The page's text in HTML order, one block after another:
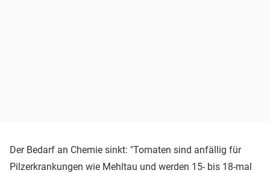
Der Bedarf an Chemie sinkt: "Tomaten sind anfällig für
Pilzerkrankungen wie Mehltau und werden 15- bis 18-mal